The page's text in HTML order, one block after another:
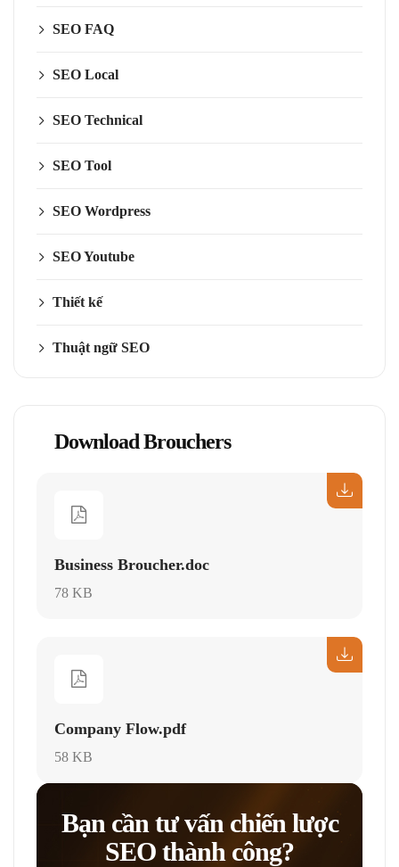
SEO FAQ
SEO Local
SEO Technical
SEO Tool
SEO Wordpress
SEO Youtube
Thiết kế
Thuật ngữ SEO
Download Brouchers
Business Broucher.doc
78 KB
Company Flow.pdf
58 KB
Bạn cần tư vấn chiến lược
SEO thành công?